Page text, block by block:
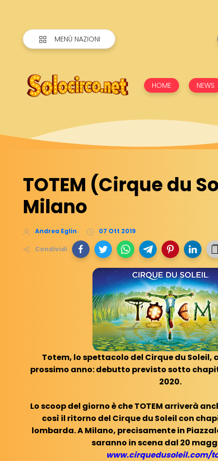
MENÙ NAZIONI
HOME NEWS
TOTEM (Cirque du
Milano
Andrea Eglin 07 Ott 2019
Condividi
Totem, lo spettacolo del Cirque du Soleil,
prossimo anno: debutto previsto sotto
2020.
Lo scoop del giorno è che TOTEM arriverà
così il ritorno del Cirque du Soleil con
lombarda. A Milano, precisamente in
saranno in scena dal 20
www.cirquedusoleil.com/